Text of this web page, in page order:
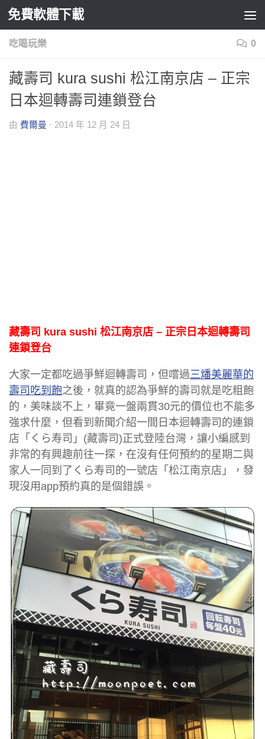
Skip to content
免費軟體下載
吃喝玩樂 0
藏壽司 kura sushi 松江南京店 – 正宗
日本迴轉壽司連鎖登台
由 費爾曼 · 2014 年 12 月 24 日
藏壽司 kura sushi 松江南京店 – 正宗日本迴轉壽司
連鎖登台
大家一定都吃過爭鮮迴轉壽司，但嚐過三燔美麗華的
壽司吃到飽之後，就真的認為爭鮮的壽司就是吃粗飽
的，美味談不上，畢竟一盤兩貫30元的價位也不能多
強求什麼，但看到新聞介紹一間日本迴轉壽司的連鎖
店「くら寿司」(藏壽司)正式登陸台灣，讓小編感到
非常的有興趣前往一探，在沒有任何預約的星期二與
家人一同到了くら寿司的一號店「松江南京店」，發
現沒用app預約真的是個錯誤。